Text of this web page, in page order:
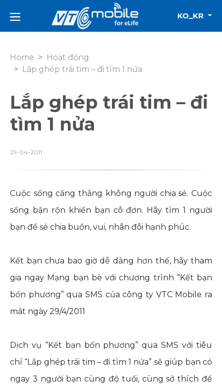
KO_KR
Home
Hoạt động
Lắp ghép trái tim – đi tìm 1 nửa
Lắp ghép trái tim – đi
tìm 1 nửa
29-04-2011
Cuộc sống căng thẳng không người chia sẻ. Cuộc
sống bận rộn khiến bạn cô đơn. Hãy tìm 1 người
bạn để sẻ chia buồn, vui, nhân đôi hạnh phúc.
Kết bạn chưa bao giờ dễ dàng hơn thế, hãy tham
gia ngay Mạng bạn bè với chương trình “Kết bạn
bốn phương” qua SMS của công ty VTC Mobile ra
mắt ngày 29/4/2011
Dịch vụ “Kết bạn bốn phương” qua SMS với tiêu
chí “Lắp ghép trái tim – đi tìm 1 nửa” sẽ giúp bạn có
ngay 3 người bạn cùng độ tuổi, cùng sở thích để